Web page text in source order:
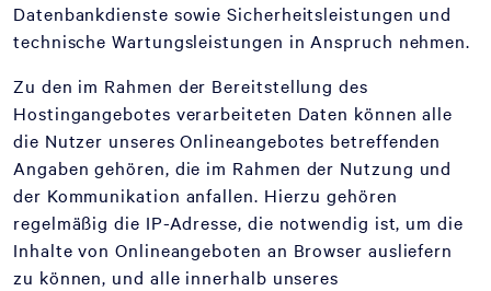
Datenbankdienste sowie Sicherheitsleistungen und
technische Wartungsleistungen in Anspruch nehmen.
Zu den im Rahmen der Bereitstellung des
Hostingangebotes verarbeiteten Daten können alle
die Nutzer unseres Onlineangebotes betreffenden
Angaben gehören, die im Rahmen der Nutzung und
der Kommunikation anfallen. Hierzu gehören
regelmäßig die IP-Adresse, die notwendig ist, um die
Inhalte von Onlineangeboten an Browser ausliefern
zu können, und alle innerhalb unseres